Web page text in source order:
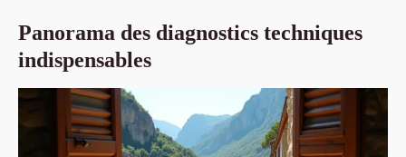
Panorama des diagnostics techniques
indispensables